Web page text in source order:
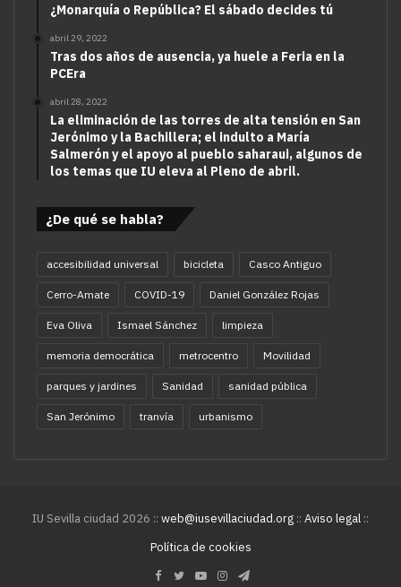
¿Monarquía o República? El sábado decides tú
abril 29, 2022
Tras dos años de ausencia, ya huele a Feria en la
PCEra
abril 28, 2022
La eliminación de las torres de alta tensión en San
Jerónimo y la Bachillera; el indulto a María
Salmerón y el apoyo al pueblo saharaui, algunos de
los temas que IU eleva al Pleno de abril.
¿De qué se habla?
accesibilidad universal bicicleta Casco Antiguo
Cerro-Amate COVID-19 Daniel González Rojas
Eva Oliva Ismael Sánchez limpieza
memoria democrática metrocentro Movilidad
parques y jardines Sanidad sanidad pública
San Jerónimo tranvía urbanismo
IU Sevilla ciudad 2026 :: web@iusevillaciudad.org :: Aviso legal ::
Política de cookies
Facebook
TwitterYouTubeInstagram
Telegram